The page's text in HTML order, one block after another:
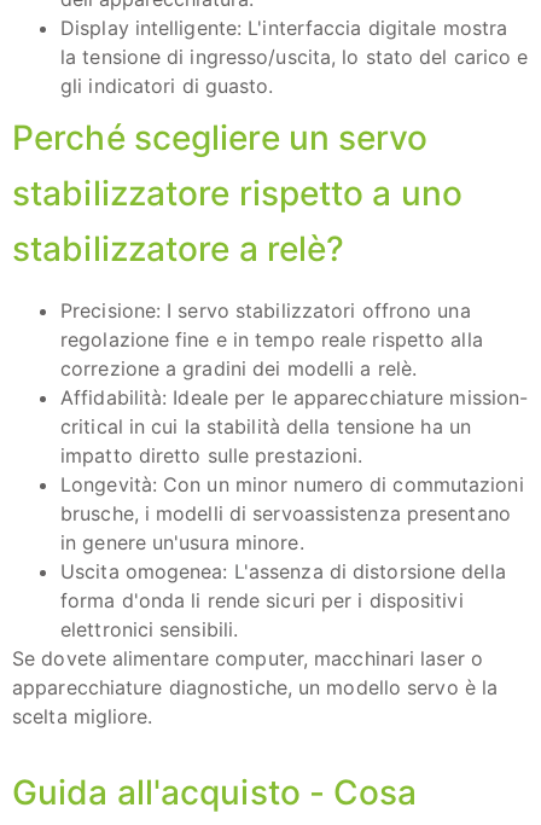
Display intelligente: L'interfaccia digitale mostra
la tensione di ingresso/uscita, lo stato del carico e
gli indicatori di guasto.
Perché scegliere un servo
stabilizzatore rispetto a uno
stabilizzatore a relè?
Precisione: I servo stabilizzatori offrono una
regolazione fine e in tempo reale rispetto alla
correzione a gradini dei modelli a relè.
Affidabilità: Ideale per le apparecchiature mission-
critical in cui la stabilità della tensione ha un
impatto diretto sulle prestazioni.
Longevità: Con un minor numero di commutazioni
brusche, i modelli di servoassistenza presentano
in genere un'usura minore.
Uscita omogenea: L'assenza di distorsione della
forma d'onda li rende sicuri per i dispositivi
elettronici sensibili.
Se dovete alimentare computer, macchinari laser o
apparecchiature diagnostiche, un modello servo è la
scelta migliore.
Guida all'acquisto - Cosa